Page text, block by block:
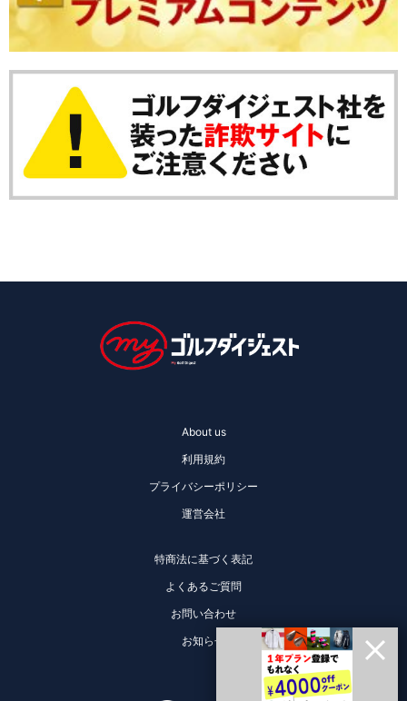
About us
利用規約
プライバシーポリシー
運営会社
特商法に基づく表記
よくあるご質問
お問い合わせ
お知らせ